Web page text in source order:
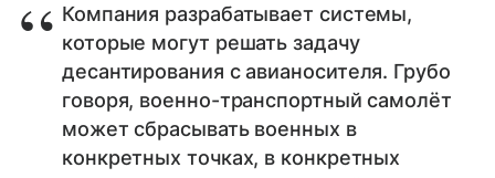
Компания разрабатывает системы,
которые могут решать задачу
десантирования с авианосителя. Грубо
говоря, военно-транспортный самолёт
может сбрасывать военных в
конкретных точках, в конкретных